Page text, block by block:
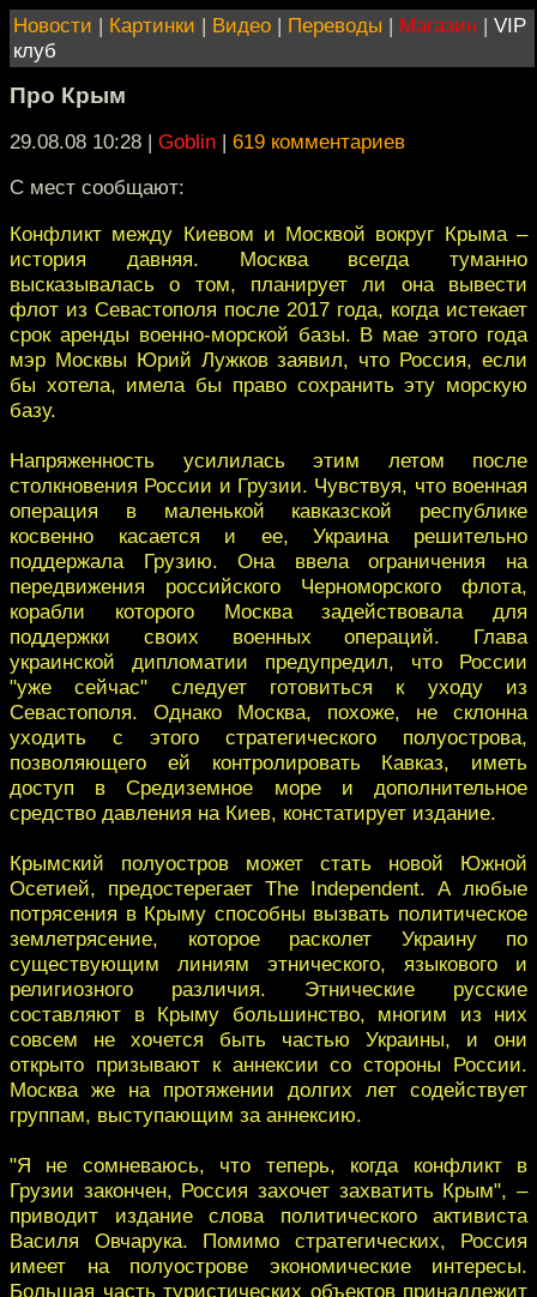
Новости | Картинки | Видео | Переводы | Магазин | VIP
клуб
Про Крым
29.08.08 10:28 | Goblin | 619 комментариев
С мест сообщают:
Конфликт между Киевом и Москвой вокруг Крыма –
история давняя. Москва всегда туманно
высказывалась о том, планирует ли она вывести
флот из Севастополя после 2017 года, когда истекает
срок аренды военно-морской базы. В мае этого года
мэр Москвы Юрий Лужков заявил, что Россия, если
бы хотела, имела бы право сохранить эту морскую
базу.
Напряженность усилилась этим летом после
столкновения России и Грузии. Чувствуя, что военная
операция в маленькой кавказской республике
косвенно касается и ее, Украина решительно
поддержала Грузию. Она ввела ограничения на
передвижения российского Черноморского флота,
корабли которого Москва задействовала для
поддержки своих военных операций. Глава
украинской дипломатии предупредил, что России
"уже сейчас" следует готовиться к уходу из
Севастополя. Однако Москва, похоже, не склонна
уходить с этого стратегического полуострова,
позволяющего ей контролировать Кавказ, иметь
доступ в Средиземное море и дополнительное
средство давления на Киев, констатирует издание.
Крымский полуостров может стать новой Южной
Осетией, предостерегает The Independent. А любые
потрясения в Крыму способны вызвать политическое
землетрясение, которое расколет Украину по
существующим линиям этнического, языкового и
религиозного различия. Этнические русские
составляют в Крыму большинство, многим из них
совсем не хочется быть частью Украины, и они
открыто призывают к аннексии со стороны России.
Москва же на протяжении долгих лет содействует
группам, выступающим за аннексию.
"Я не сомневаюсь, что теперь, когда конфликт в
Грузии закончен, Россия захочет захватить Крым", –
приводит издание слова политического активиста
Василя Овчарука. Помимо стратегических, Россия
имеет на полуострове экономические интересы.
Большая часть туристических объектов принадлежит